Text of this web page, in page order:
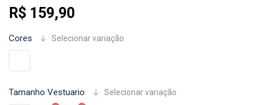
R$ 159,90
Cores Selecionar variação
Tamanho Vestuario Selecionar variação